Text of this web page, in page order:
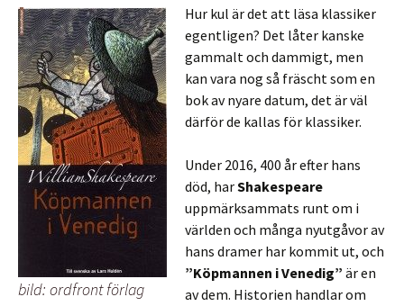
bild: ordfront förlag
Hur kul är det att läsa klassiker
egentligen? Det låter kanske
gammalt och dammigt, men
kan vara nog så fräscht som en
bok av nyare datum, det är väl
därför de kallas för klassiker.
Under 2016, 400 år efter hans
död, harShakespeare
uppmärksammats runt om i
världen och många nyutgåvor av
hans dramer har kommit ut, och
”Köpmannen i Venedig” är en
av dem. Historien handlar om